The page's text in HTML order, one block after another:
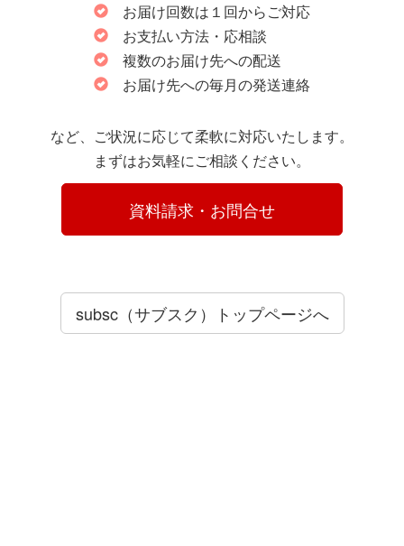
お届け回数は１回からご対応
お支払い方法・応相談
複数のお届け先への配送
お届け先への毎月の発送連絡
など、ご状況に応じて柔軟に対応いたします。
まずはお気軽にご相談ください。
資料請求・お問合せ
subsc（サブスク）トップページへ